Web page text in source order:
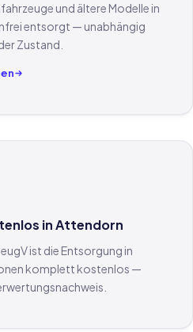
und ältere Modelle in
entsorgt — unabhängig
Zustand.
in Attendorn
ist die Entsorgung in
komplett kostenlos —